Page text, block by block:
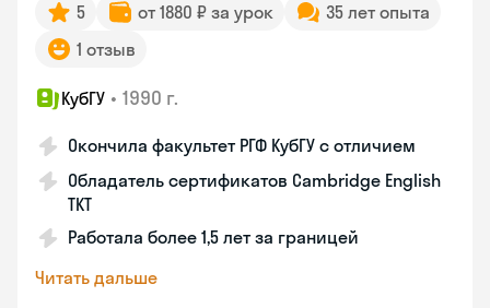
5 от 1880 ₽ за урок
35 лет опыта
1 отзыв
КубГУ • 1990 г.
Окончила факультет РГФ КубГУ с отличием
Обладатель сертификатов Cambridge English
TKT
Работала более 1,5 лет за границей
Читать дальше